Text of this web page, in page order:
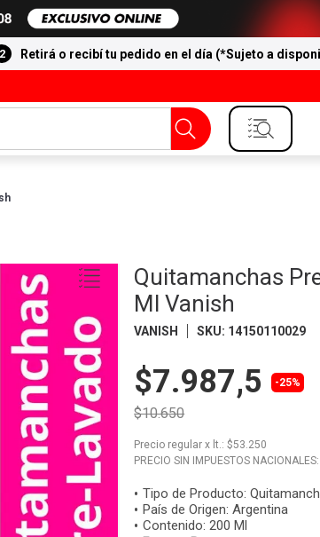
Retirá o recibí tu pedido en el día (*Sujeto a
Quitamanchas
Ml Vanish
VANISH SKU: 14150110029
$7.987,5 -25%
$10.650
Precio regular x lt.: $53.250
PRECIO SIN IMPUESTOS
Tipo de Producto:
País de Origen:Argentina
Contenido:200 Ml